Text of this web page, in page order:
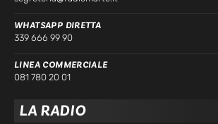
WHATSAPP DIRETTA
339 666 99 90
LINEA COMMERCIALE
081 780 20 01
LA RADIO